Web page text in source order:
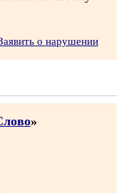
о нарушении
»